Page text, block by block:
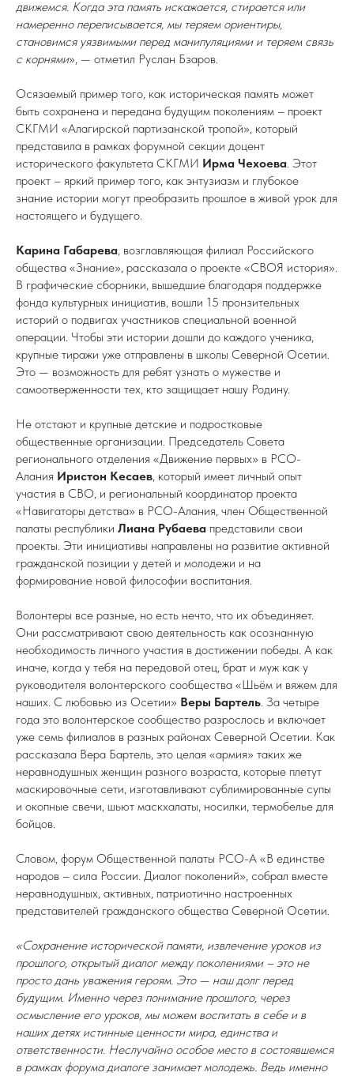
движемся. Когда эта память искажается, стирается или
намеренно переписывается, мы теряем ориентиры,
становимся уязвимыми перед манипуляциями и теряем связь
с корнями», — отметил Руслан Бзаров.
Осязаемый пример того, как историческая память может
быть сохранена и передана будущим поколениям – проект
СКГМИ «Алагирской партизанской тропой», который
представила в рамках форумной секции доцент
исторического факультета СКГМИ Ирма Чехоева. Этот
проект – яркий пример того, как энтузиазм и глубокое
знание истории могут преобразить прошлое в живой урок для
настоящего и будущего.
Карина Габарева, возглавляющая филиал Российского
общества «Знание», рассказала о проекте «СВОЯ история».
В графические сборники, вышедшие благодаря поддержке
фонда культурных инициатив, вошли 15 пронзительных
историй о подвигах участников специальной военной
операции. Чтобы эти истории дошли до каждого ученика,
крупные тиражи уже отправлены в школы Северной Осетии.
Это — возможность для ребят узнать о мужестве и
самоотверженности тех, кто защищает нашу Родину.
Не отстают и крупные детские и подростковые
общественные организации. Председатель Совета
регионального отделения «Движение первых» в РСО-
Алания Иристон Кесаев, который имеет личный опыт
участия в СВО, и региональный координатор проекта
«Навигаторы детства» в РСО-Алания, член Общественной
палаты республики Лиана Рубаева представили свои
проекты. Эти инициативы направлены на развитие активной
гражданской позиции у детей и молодежи и на
формирование новой философии воспитания.
Волонтеры все разные, но есть нечто, что их объединяет.
Они рассматривают свою деятельность как осознанную
необходимость личного участия в достижении победы. А как
иначе, когда у тебя на передовой отец, брат и муж как у
руководителя волонтерского сообщества «Шьём и вяжем для
наших. С любовью из Осетии» Веры Бартель. За четыре
года это волонтерское сообщество разрослось и включает
уже семь филиалов в разных районах Северной Осетии. Как
рассказала Вера Бартель, это целая «армия» таких же
неравнодушных женщин разного возраста, которые плетут
маскировочные сети, изготавливают сублимированные супы
и окопные свечи, шьют маскхалаты, носилки, термобелье для
бойцов.
Словом, форум Общественной палаты РСО-А «В единстве
народов – сила России. Диалог поколений», собрал вместе
неравнодушных, активных, патриотично настроенных
представителей гражданского общества Северной Осетии.
«Сохранение исторической памяти, извлечение уроков из
прошлого, открытый диалог между поколениями – это не
просто дань уважения героям. Это — наш долг перед
будущим. Именно через понимание прошлого, через
осмысление его уроков, мы можем воспитать в себе и в
наших детях истинные ценности мира, единства и
ответственности. Неслучайно особое место в состоявшемся
в рамках форума диалоге занимает молодежь. Ведь именно